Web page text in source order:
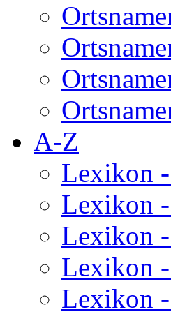
A-Z
Lexikon
Lexikon
Lexikon
Lexikon
Lexikon